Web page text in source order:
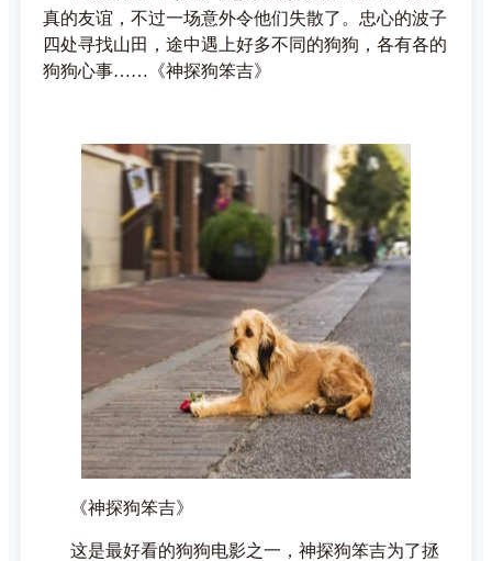
真的友谊，不过一场意外令他们失散了。忠心的波子
四处寻找山田，途中遇上好多不同的狗狗，各有各的
狗狗心事……《神探狗笨吉》
《神探狗笨吉》
这是最好看的狗狗电影之一，神探狗笨吉为了拯